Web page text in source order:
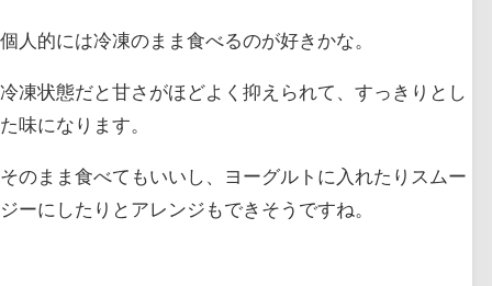
個人的には冷凍のまま食べるのが好きかな。
冷凍状態だと甘さがほどよく抑えられて、すっきりとし
た味になります。
そのまま食べてもいいし、ヨーグルトに入れたりスムー
ジーにしたりとアレンジもできそうですね。